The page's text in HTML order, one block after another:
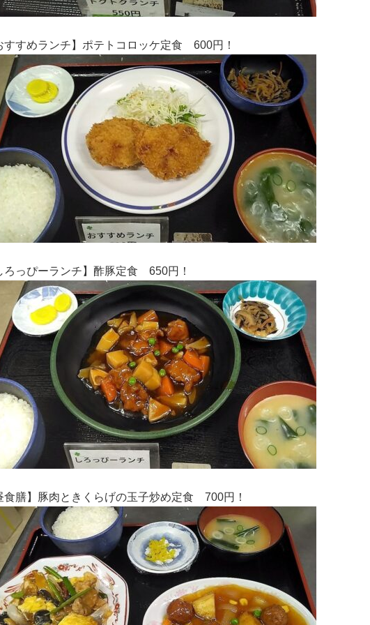
すすめランチ】ポテトコロッケ定食 600円！
ろっぴーランチ 】酢豚定食 650円！
食膳】豚肉ときくらげの玉子炒め定食 700円！